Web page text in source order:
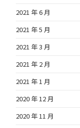
2021 年 6 月
2021 年 5 月
2021 年 3 月
2021 年 2 月
2021 年 1 月
2020 年 12 月
2020 年 11 月